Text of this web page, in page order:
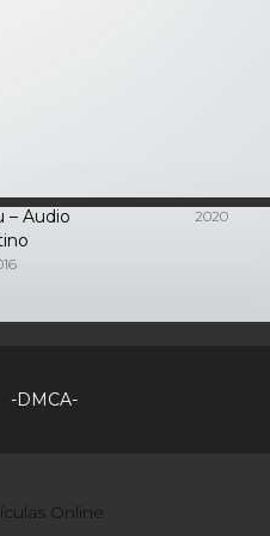
Isekai
– Audio
Hirowareta
2020
-DMCA-
Online